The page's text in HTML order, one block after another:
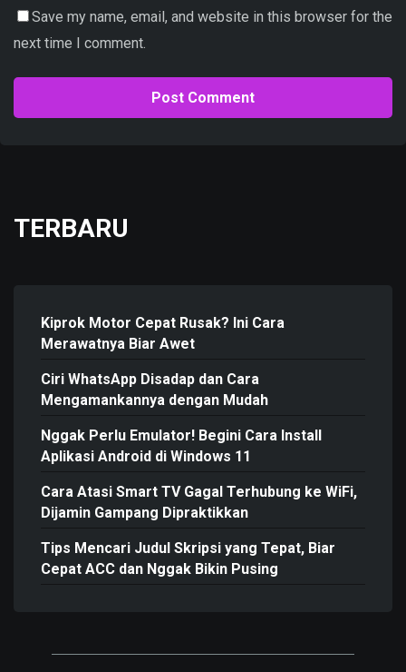
Save my name, email, and website in this browser for the
next time I comment.
TERBARU
Kiprok Motor Cepat Rusak? Ini Cara
Merawatnya Biar Awet
Ciri WhatsApp Disadap dan Cara
Mengamankannya dengan Mudah
Nggak Perlu Emulator! Begini Cara Install
Aplikasi Android di Windows 11
Cara Atasi Smart TV Gagal Terhubung ke WiFi,
Dijamin Gampang Dipraktikkan
Tips Mencari Judul Skripsi yang Tepat, Biar
Cepat ACC dan Nggak Bikin Pusing